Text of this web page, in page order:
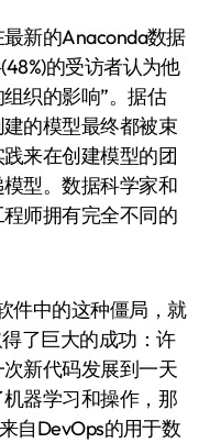
新的Anaconda数据
的受访者认为他
织的影响”。据估
的模型最终都被束
来在创建模型的团
型。数据科学家和
师拥有完全不同的
件中的这种僵局，就
了巨大的成功：许
新代码发展到一天
器学习和操作，那
自DevOps的用于数